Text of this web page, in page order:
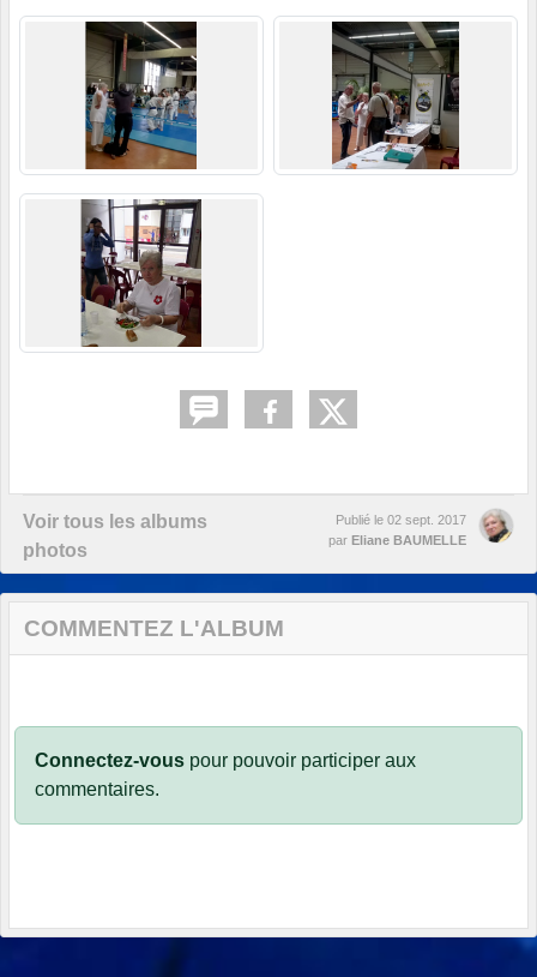
Voir tous les albums
photos
Publié le 02 sept. 2017
par Eliane BAUMELLE
COMMENTEZ L'ALBUM
Connectez-vous pour pouvoir participer aux
commentaires.